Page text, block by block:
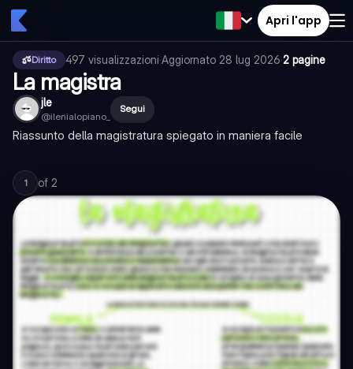
Apri l'app
Diritto 497 visualizzazioni·Aggiornato 28 lug 2026·2 pagine
La magistra
jle
@ilenialopiano_
Segui
Riassunto della magistratura spiegato in maniera facile
1 of 2